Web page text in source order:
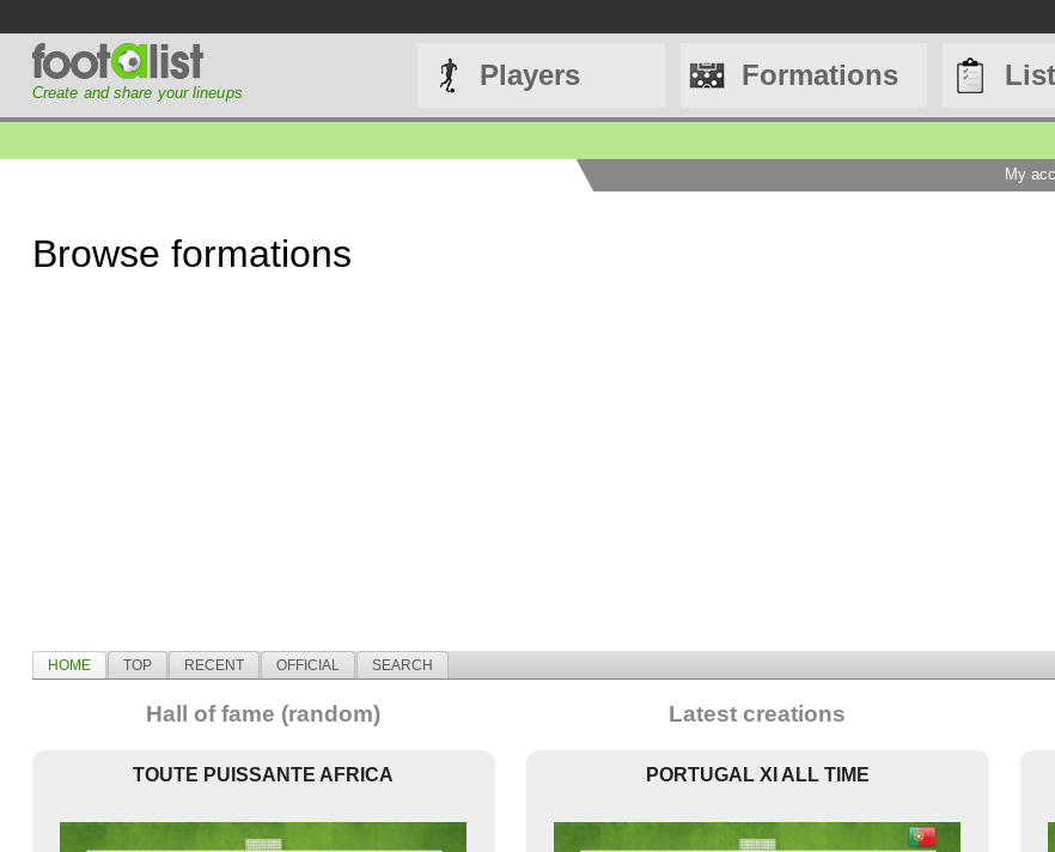
Create and share your lineups
Players Formations
My
Browse formations
HOME TOP RECENT OFFICIAL SEARCH
Hall of fame (random)
TOUTE PUISSANTE AFRICA
Latest creations
PORTUGAL XI ALL TIME